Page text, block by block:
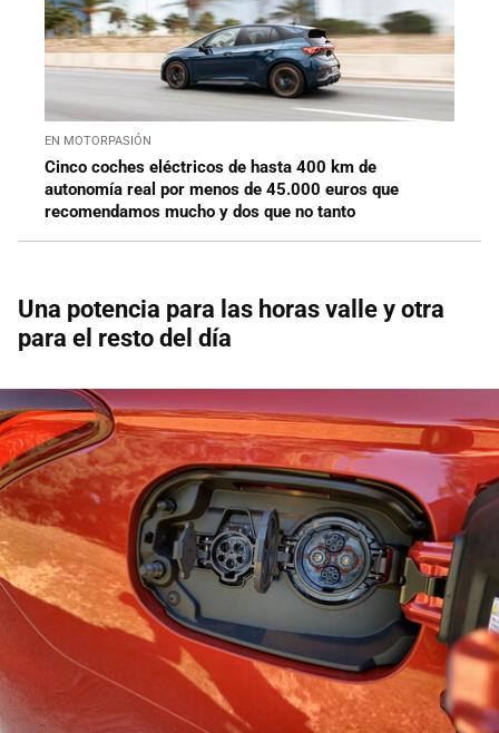
EN MOTORPASIÓN
Cinco coches eléctricos de hasta 400 km de
autonomía real por menos de 45.000 euros que
recomendamos mucho y dos que no tanto
Una potencia para las horas valle y otra
para el resto del día